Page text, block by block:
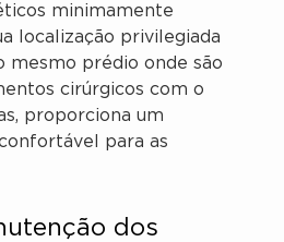
minimamente
localização privilegiada
mesmo prédio onde são
cirúrgicos com o
proporciona um
para as
dos